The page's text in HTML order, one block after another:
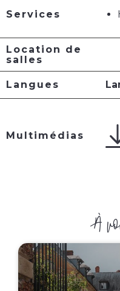
Services
Location de
salles
Langues
Multimédias
À